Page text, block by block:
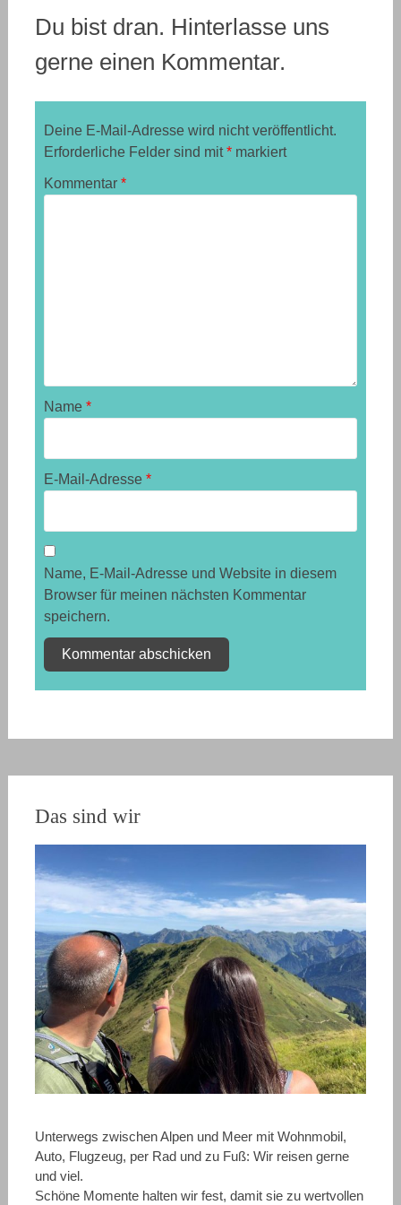
Du bist dran. Hinterlasse uns
gerne einen Kommentar.
Deine E-Mail-Adresse wird nicht veröffentlicht.
Erforderliche Felder sind mit*markiert
Kommentar *
Name *
E-Mail-Adresse *
Name, E-Mail-Adresse und Website in diesem
Browser für meinen nächsten Kommentar
speichern.
Das sind wir
Unterwegs zwischen Alpen und Meer mit Wohnmobil,
Auto, Flugzeug, per Rad und zu Fuß: Wir reisen gerne
und viel.
Schöne Momente halten wir fest, damit sie zu wertvollen